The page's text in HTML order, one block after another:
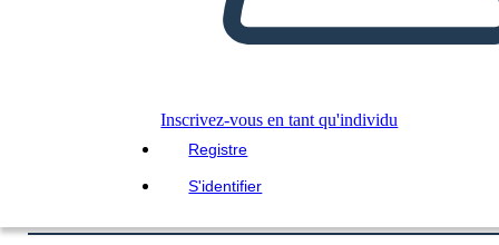
Inscrivez-vous en tant qu'individu
Registre
S'identifier